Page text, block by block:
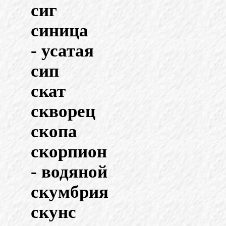
сиг
синица
- усатая
сип
скат
скворец
скопа
скорпион
- водяной
скумбрия
скунс